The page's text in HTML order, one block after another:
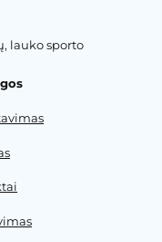
lauko sporto